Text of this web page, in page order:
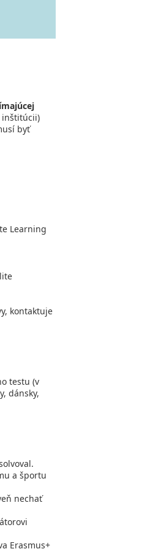
inštitúcii)
byť
Learning
kontaktuje
testu (v
dánsky,
a športu
nechať
Erasmus+